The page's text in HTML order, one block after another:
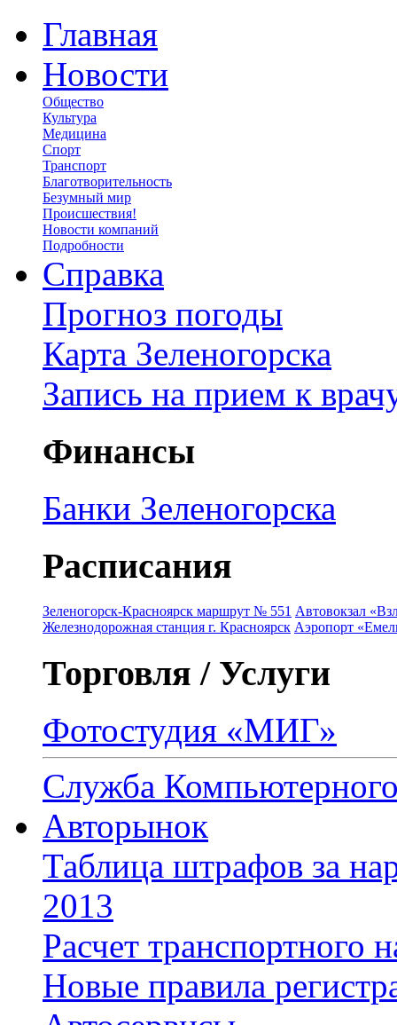
Главная
Новости
Общество
Культура
Медицина
Спорт
Транспорт
Благотворительность
Безумный мир
Происшествия!
Новости компаний
Подробности
Справка
Прогноз погоды
Карта Зеленогорска
Запись на прием к
Финансы
Банки Зеленогорска
Расписания
Зеленогорск-Красноярск маршрут № 551 Автовокзал
Железнодорожная станция г. Красноярск Аэропорт
Торговля / Услуги
Фотостудия «МИГ»
Служба
Авторынок
Таблица штрафов за
2013
Расчет транспортного
Новые правила